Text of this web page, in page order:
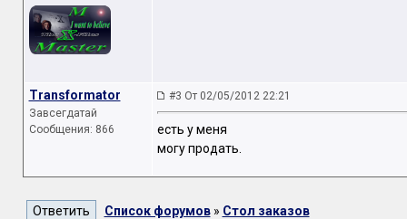
Transformator
Завсегдатай
Сообщения: 866
#3 От 02/05/2012 22:21
есть у меня
могу продать.
Список форумов» Стол заказов